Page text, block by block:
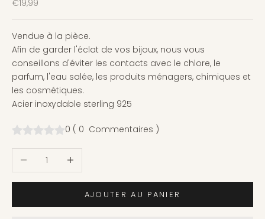
Prix de vente
€19,99
Vendue à la pièce.
Afin de garder l'éclat de vos bijoux, nous vous
conseillons d'éviter les contacts avec le chlore, le
parfum, l'eau salée, les produits ménagers, chimiques et
les cosmétiques.
Acier inoxydable sterling 925
0 ( 0 Commentaires )
Diminuer la quantitéAugmenter la quantité
AJOUTER AU PANIER